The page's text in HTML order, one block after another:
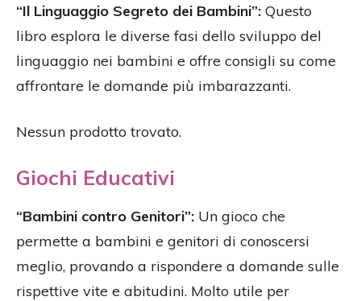
“Il Linguaggio Segreto dei Bambini”: Questo
libro esplora le diverse fasi dello sviluppo del
linguaggio nei bambini e offre consigli su come
affrontare le domande più imbarazzanti.
Nessun prodotto trovato.
Giochi Educativi
“Bambini contro Genitori”: Un gioco che
permette a bambini e genitori di conoscersi
meglio, provando a rispondere a domande sulle
rispettive vite e abitudini. Molto utile per